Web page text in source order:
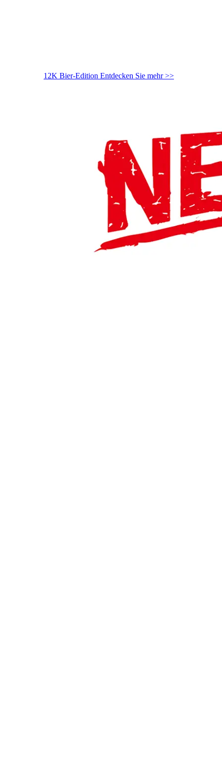
12K Bier-Edition Entdecken Sie mehr >>